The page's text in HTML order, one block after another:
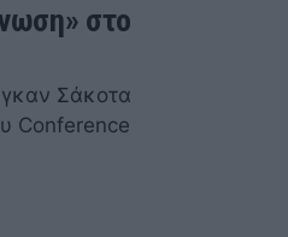
στο
Σάκοτα
Conference